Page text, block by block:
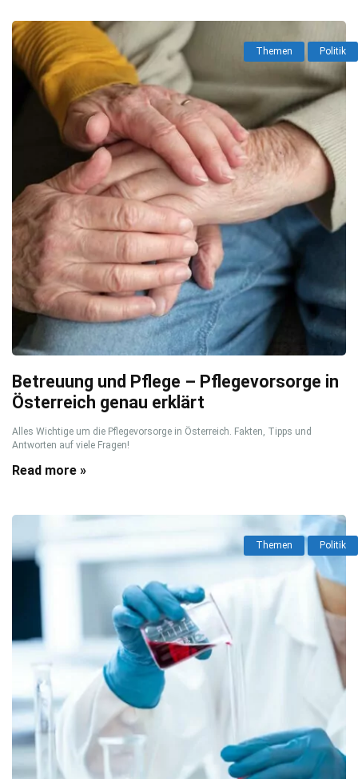
Themen Politik
Betreuung und Pflege – Pflegevorsorge in
Österreich genau erklärt
Alles Wichtige um die Pflegevorsorge in Österreich. Fakten, Tipps und
Antworten auf viele Fragen!
Read more »
Themen Politik